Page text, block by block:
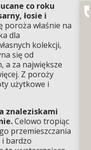
co roku
łosie i
poroża właśnie na
dla
kolekcji,
się od
a za największe
Z poroży
użytkowe i
znaleziskami
Celowo tropiąc
przemieszczania
bardzo